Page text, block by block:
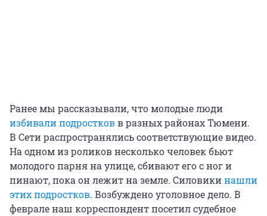
Ранее мы рассказывали, что молодые люди
избивали подростковв разных районах Тюмени.
В Сети распространялись соответствующие видео.
На одном из роликов несколько человек бьют
молодого парня на улице, сбивают его с ног и
пинают, пока он лежит на земле. Силовикинашли
этих подростков. Возбуждено уголовное дело. В
феврале наш корреспондент посетил судебное